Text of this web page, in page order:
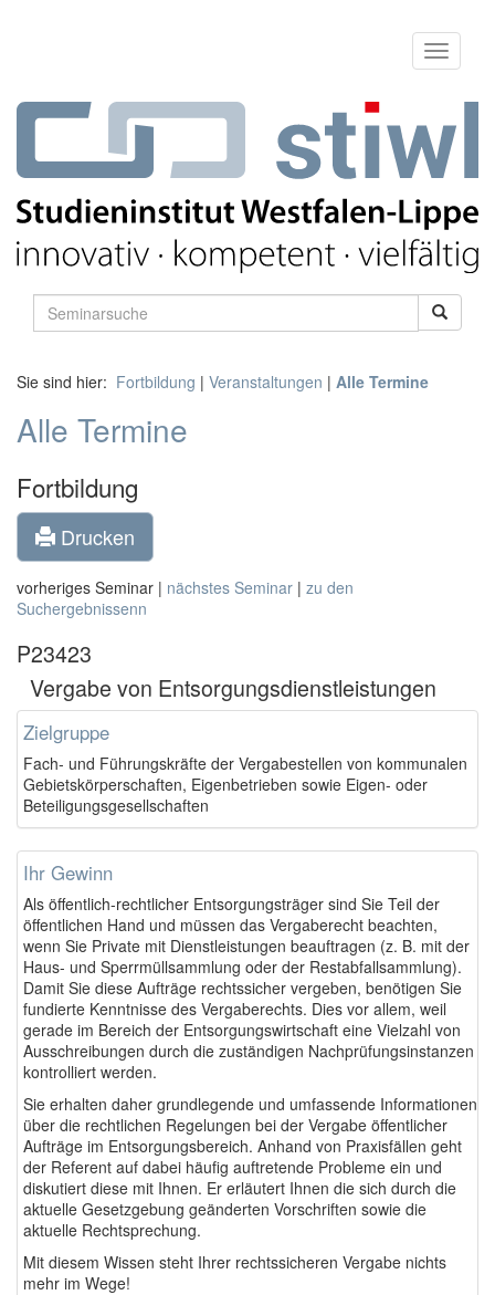
Sie sind hier: Fortbildung | Veranstaltungen | Alle Termine
Alle Termine
Fortbildung
Drucken
vorheriges Seminar | nächstes Seminar | zu den
Suchergebnissenn
P23423
Vergabe von Entsorgungsdienstleistungen
Zielgruppe
Fach- und Führungskräfte der Vergabestellen von kommunalen
Gebietskörperschaften, Eigenbetrieben sowie Eigen- oder
Beteiligungsgesellschaften
Ihr Gewinn
Als öffentlich-rechtlicher Entsorgungsträger sind Sie Teil der
öffentlichen Hand und müssen das Vergaberecht beachten,
wenn Sie Private mit Dienstleistungen beauftragen (z. B. mit der
Haus- und Sperrmüllsammlung oder der Restabfallsammlung).
Damit Sie diese Aufträge rechtssicher vergeben, benötigen Sie
fundierte Kenntnisse des Vergaberechts. Dies vor allem, weil
gerade im Bereich der Entsorgungswirtschaft eine Vielzahl von
Ausschreibungen durch die zuständigen Nachprüfungsinstanzen
kontrolliert werden.
Sie erhalten daher grundlegende und umfassende Informationen
über die rechtlichen Regelungen bei der Vergabe öffentlicher
Aufträge im Entsorgungsbereich. Anhand von Praxisfällen geht
der Referent auf dabei häufig auftretende Probleme ein und
diskutiert diese mit Ihnen. Er erläutert Ihnen die sich durch die
aktuelle Gesetzgebung geänderten Vorschriften sowie die
aktuelle Rechtsprechung.
Mit diesem Wissen steht Ihrer rechtssicheren Vergabe nichts
mehr im Wege!